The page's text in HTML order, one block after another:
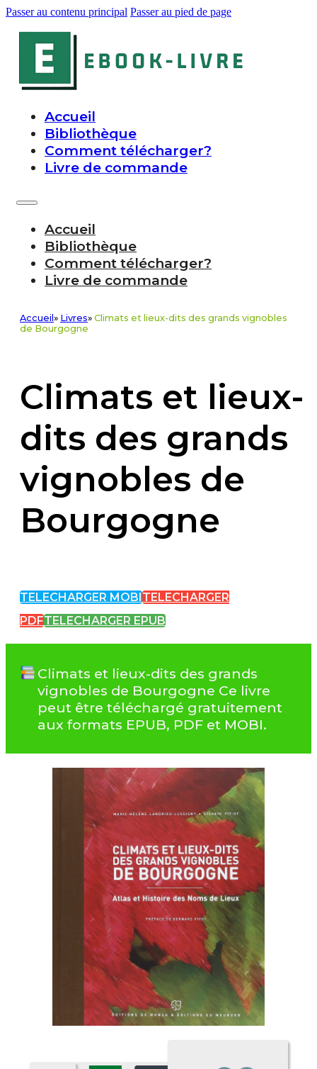
Passer au contenu principal Passer au pied de page
Accueil
Bibliothèque
Comment télécharger?
Livre de commande
Accueil
Bibliothèque
Comment télécharger?
Livre de commande
Accueil » Livres» Climats et lieux-dits des grands vignobles
de Bourgogne
Climats et lieux-
dits des grands
vignobles de
Bourgogne
TELECHARGER MOBI TELECHARGER
PDFTELECHARGER EPUB
Climats et lieux-dits des grands
vignobles de Bourgogne Ce livre
peut être téléchargé gratuitement
aux formats EPUB, PDF et MOBI.